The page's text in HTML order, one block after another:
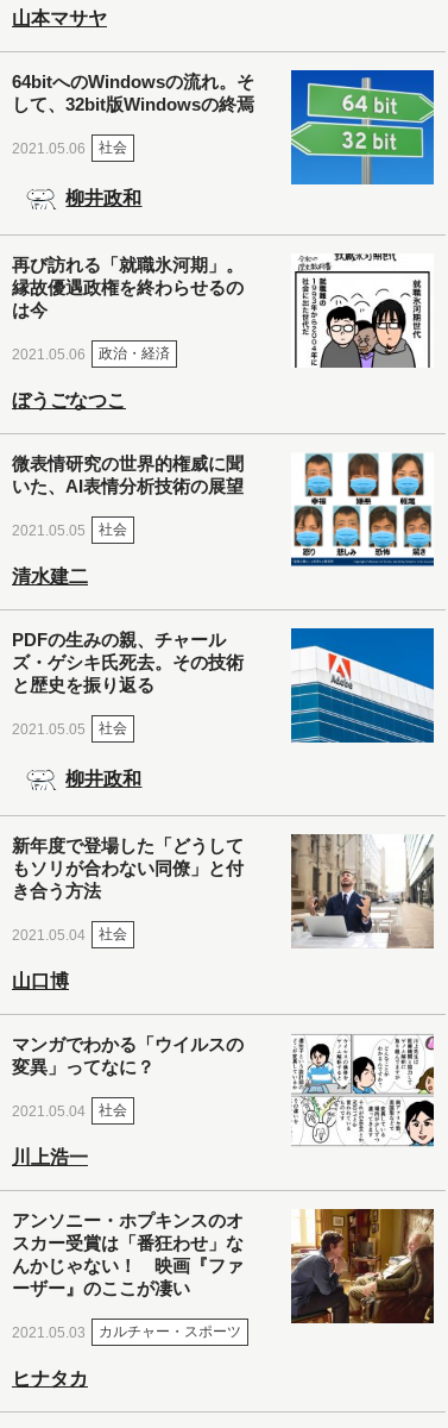
山本マサヤ
64bitへのWindowsの流れ。そ
して、32bit版Windowsの終焉
2021.05.06 社会
柳井政和
再び訪れる「就職氷河期」。
縁故優遇政権を終わらせるの
は今
2021.05.06 政治・経済
ぼうごなつこ
微表情研究の世界的権威に聞
いた、AI表情分析技術の展望
2021.05.05 社会
清水建二
PDFの生みの親、チャール
ズ・ゲシキ氏死去。その技術
と歴史を振り返る
2021.05.05 社会
柳井政和
新年度で登場した「どうして
もソリが合わない同僚」と付
き合う方法
2021.05.04 社会
山口博
マンガでわかる「ウイルスの
変異」ってなに？
2021.05.04 社会
川上浩一
アンソニー・ホプキンスのオ
スカー受賞は「番狂わせ」な
んかじゃない！ 映画『ファ
ーザー』のここが凄い
2021.05.03 カルチャー・スポーツ
ヒナタカ